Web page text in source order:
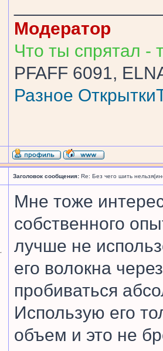
Модератор
Что ты спрятал -
PFAFF 6091,
Разное Открытки
Заголовок сообщения: Re: Без чего шить
Мне тоже
собственного
лучше не
его волокна
пробиваться
Использую его
объем и это не